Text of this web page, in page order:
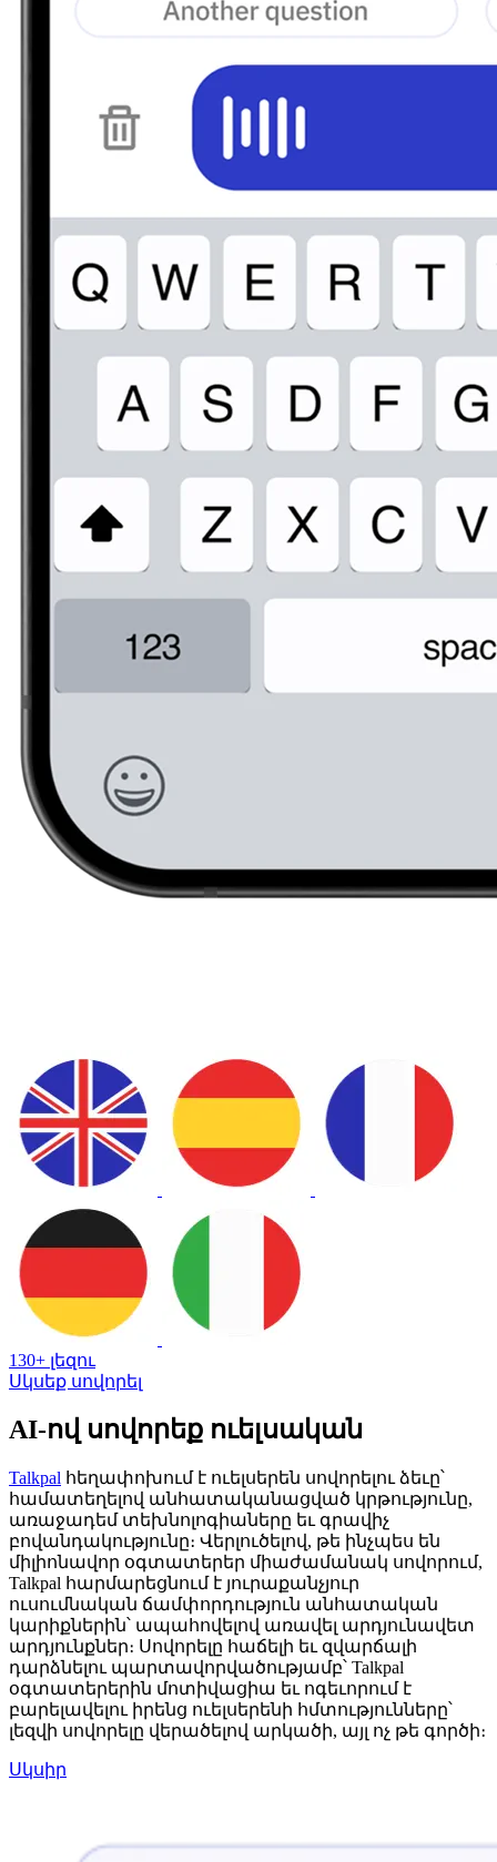
130+ լեզու
Սկսեք սովորել
AI-ով սովորեք ուելսական
Talkpal հեղափոխում է ուելսերեն սովորելու ձեւը՝
համատեղելով անհատականացված կրթությունը,
առաջադեմ տեխնոլոգիաները եւ գրավիչ
բովանդակությունը։ Վերլուծելով, թե ինչպես են
միլիոնավոր օգտատերեր միաժամանակ սովորում,
Talkpal հարմարեցնում է յուրաքանչյուր
ուսումնական ճամփորդություն անհատական
կարիքներին՝ ապահովելով առավել արդյունավետ
արդյունքներ։ Սովորելը հաճելի եւ զվարճալի
դարձնելու պարտավորվածությամբ՝ Talkpal
օգտատերերին մոտիվացիա եւ ոգեւորում է
բարելավելու իրենց ուելսերենի հմտությունները՝
լեզվի սովորելը վերածելով արկածի, այլ ոչ թե գործի։
Սկսիր